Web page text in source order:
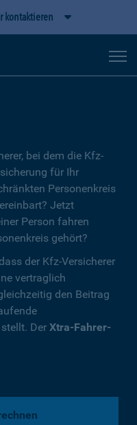
kontaktieren
bei dem die Kfz-
für Ihr
Personenkreis
Jetzt
Person fahren
gehört?
der Kfz-Versicherer
vertraglich
den Beitrag
Der Xtra-Fahrer-